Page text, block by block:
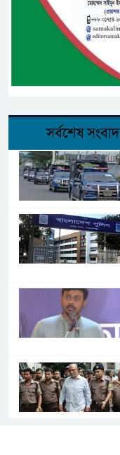
সর্বশেষ সংবাদ